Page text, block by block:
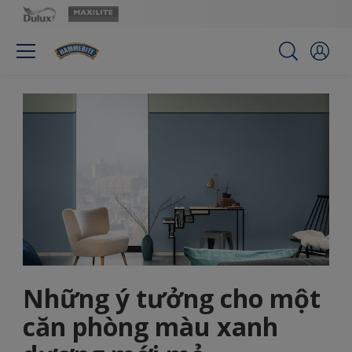
Những ý tưởng cho một
căn phòng màu xanh